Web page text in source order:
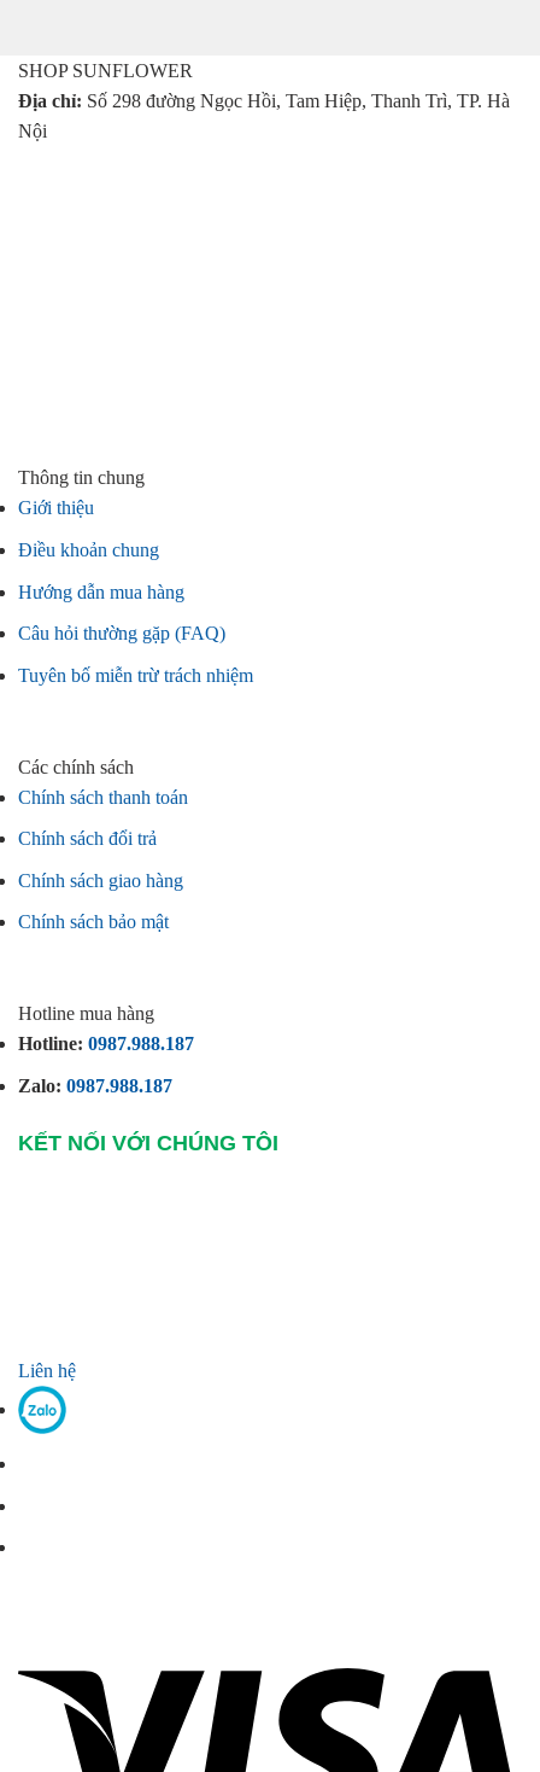
SHOP SUNFLOWER
Địa chỉ: Số 298 đường Ngọc Hồi, Tam Hiệp, Thanh Trì, TP. Hà
Nội
Thông tin chung
Giới thiệu
Điều khoản chung
Hướng dẫn mua hàng
Câu hỏi thường gặp (FAQ)
Tuyên bố miễn trừ trách nhiệm
Các chính sách
Chính sách thanh toán
Chính sách đổi trả
Chính sách giao hàng
Chính sách bảo mật
Hotline mua hàng
Hotline: 0987.988.187
Zalo: 0987.988.187
KẾT NỐI VỚI CHÚNG TÔI
Liên hệ